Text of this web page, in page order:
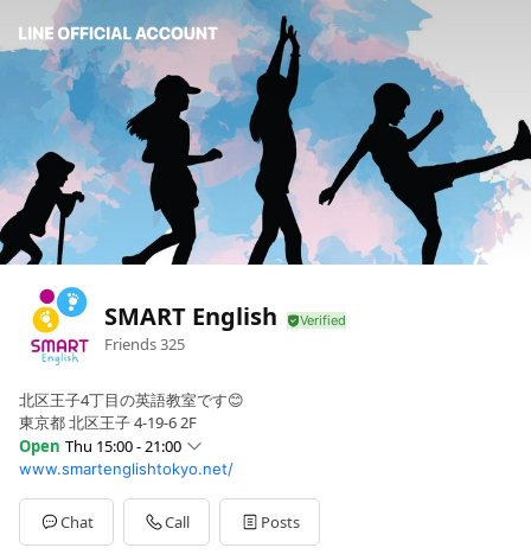
SMART English
Friends325
北区王子4丁目の英語教室です😊
東京都 北区王子 4-19-6 2F
Open Thu 15:00 - 21:00
Sun08:05 - 12:00
Mon15:00 - 21:00
Tue15:00 - 19:10
Wed00:00 - 00:00
www.smartenglishtokyo.net/
Chat Call Posts